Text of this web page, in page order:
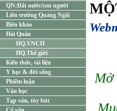
QN:Đất nước/con người
Liên trường Quảng Ngãi
Biên khảo
Hải Quân
HQ.VNCH
HQ.Thế giới
Kiến thức, tài liệu
Y học & đời sống
Phiếm luận
Văn học
Tạp văn, tùy bút
Mở